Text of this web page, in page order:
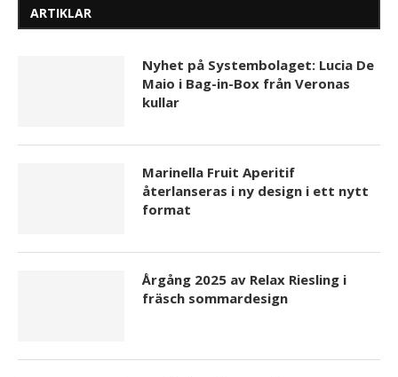
ARTIKLAR
Nyhet på Systembolaget: Lucia De
Maio i Bag-in-Box från Veronas
kullar
Marinella Fruit Aperitif
återlanseras i ny design i ett nytt
format
Årgång 2025 av Relax Riesling i
fräsch sommardesign